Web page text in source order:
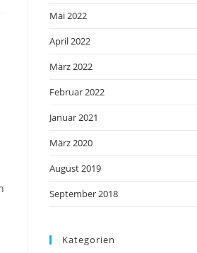
Mai 2022
April 2022
März 2022
Februar 2022
Januar 2021
März 2020
August 2019
September 2018
Kategorien